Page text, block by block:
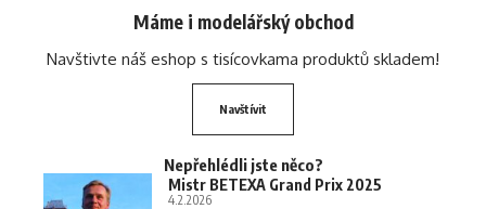
Máme i modelářský obchod
Navštivte náš eshop s tisícovkama produktů skladem!
Navštívit
Nepřehlédli jste něco?
Mistr BETEXA Grand Prix 2025
4.2.2026